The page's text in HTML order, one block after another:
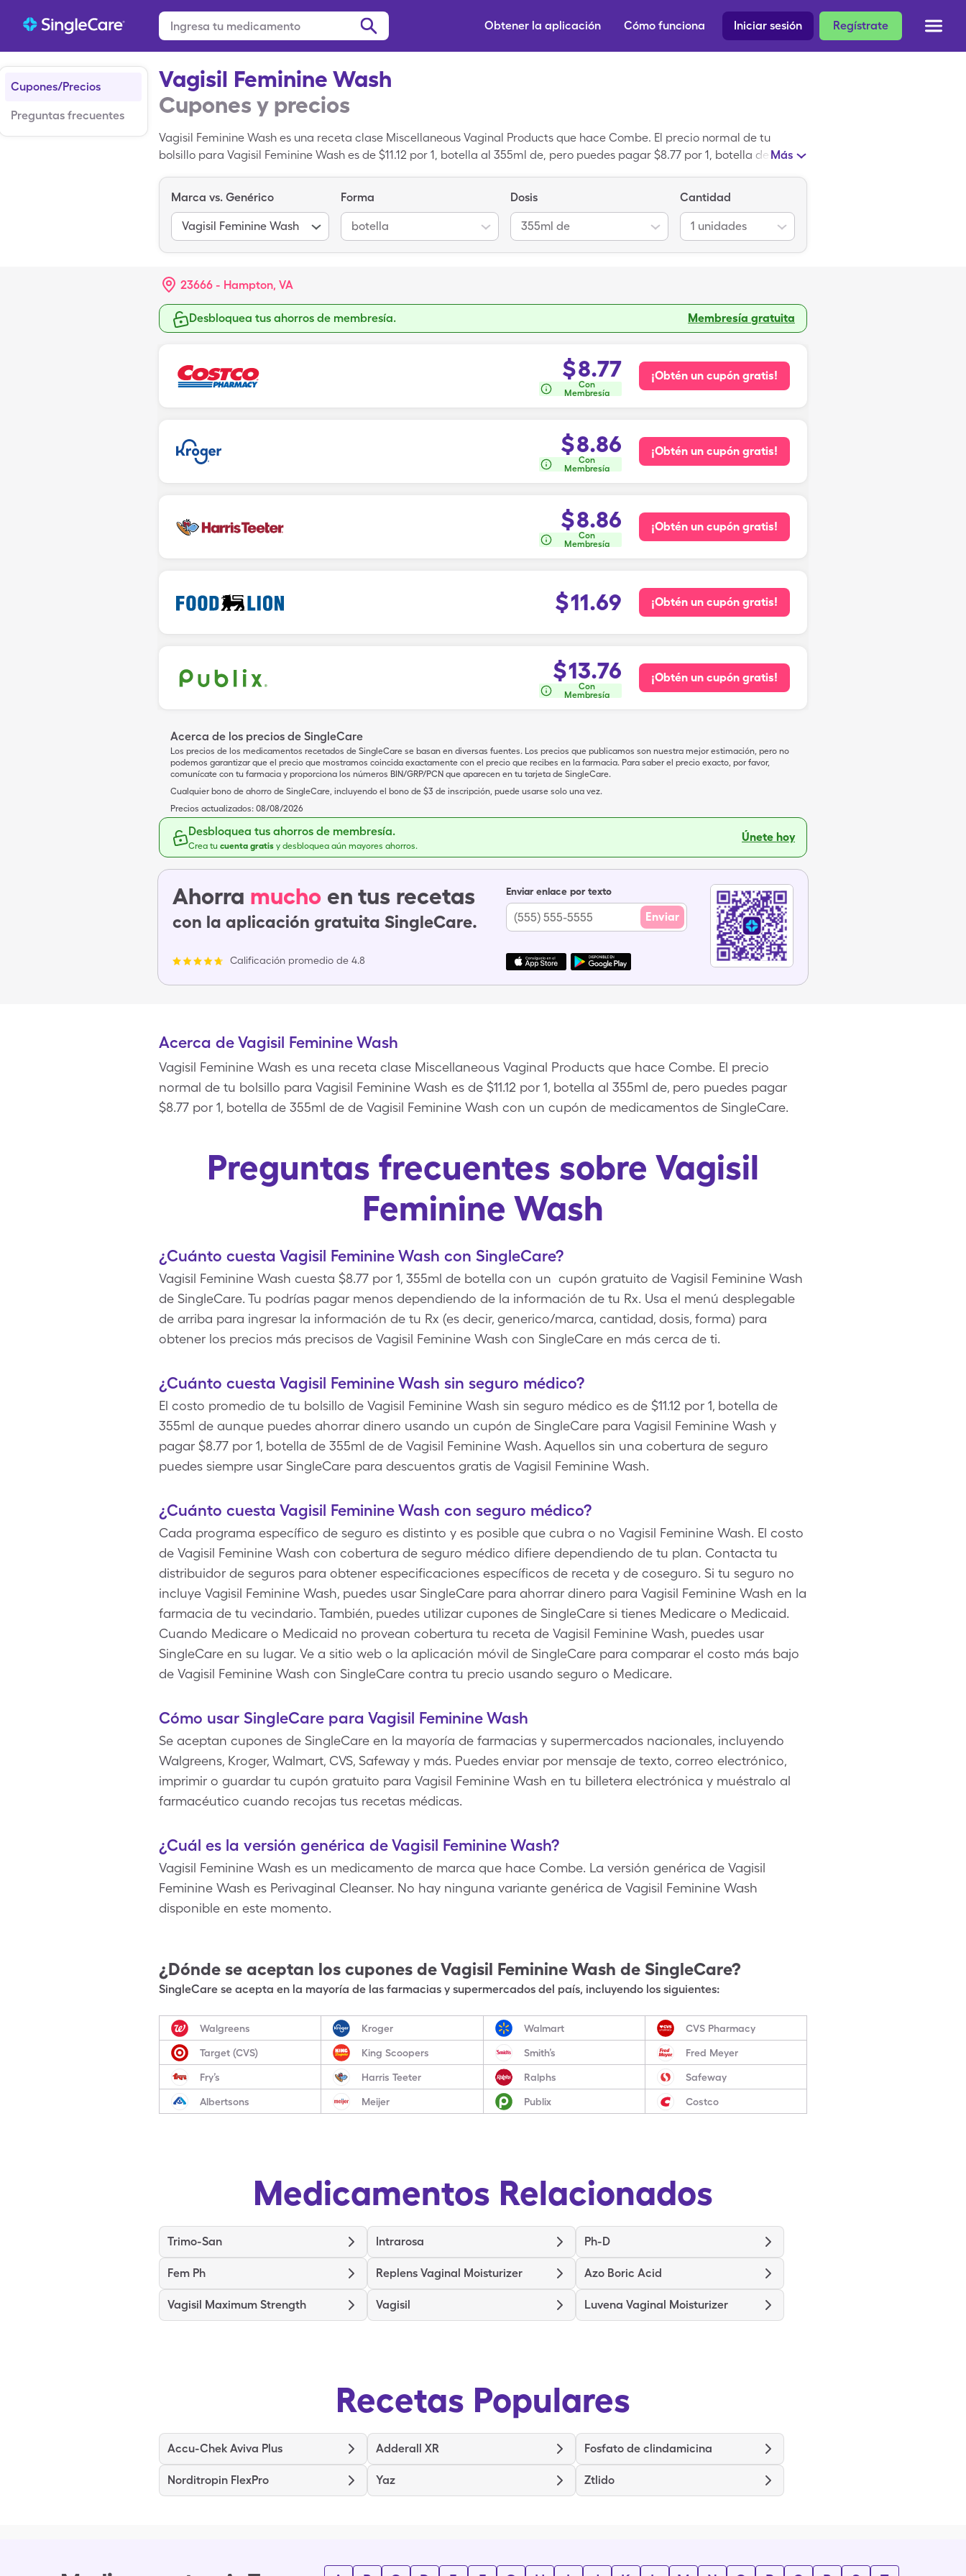
Regístrate
Iniciar sesión
Cómo funciona
Obtener la aplicación
Cupones/Precios
Preguntas frecuentes
Vagisil Feminine Wash
Cupones y precios
Vagisil Feminine Wash es una receta clase Miscellaneous Vaginal Products que hace Combe. El precio normal de tu
bolsillo para Vagisil Feminine Wash es de $11.12 por 1, botella al 355ml de, pero puedes pagar $8.77 por 1, botella de 355ml
Más
Marca vs. Genérico
Vagisil Feminine Wash
Forma
botella
Dosis
355ml de
Cantidad
1 unidades
23666 - Hampton, VA
Desbloquea tus ahorros de membresía. Membresía gratuita
$8.77
Con
Membresía
¡Obtén un cupón gratis!
$8.86
Con
Membresía
¡Obtén un cupón gratis!
$8.86
Con
Membresía
¡Obtén un cupón gratis!
$11.69 ¡Obtén un cupón gratis!
$13.76
Con
Membresía
¡Obtén un cupón gratis!
Acerca de los precios de SingleCare
Los precios de los medicamentos recetados de SingleCare se basan en diversas fuentes. Los precios que publicamos son nuestra mejor estimación, pero no
podemos garantizar que el precio que mostramos coincida exactamente con el precio que recibes en la farmacia. Para saber el precio exacto, por favor,
comunícate con tu farmacia y proporciona los números BIN/GRP/PCN que aparecen en tu tarjeta de SingleCare.
Cualquier bono de ahorro de SingleCare, incluyendo el bono de $3 de inscripción, puede usarse solo una vez.
Precios actualizados: 08/08/2026
Desbloquea tus ahorros de membresía.
Crea tu cuenta gratis y desbloquea aún mayores ahorros.
Únete hoy
Ahorra mucho en tus recetas
con la aplicación gratuita SingleCare.
Calificación promedio de 4.8
Enviar enlace por texto
Enviar
Acerca de Vagisil Feminine Wash
Vagisil Feminine Wash es una receta clase Miscellaneous Vaginal Products que hace Combe. El precio
normal de tu bolsillo para Vagisil Feminine Wash es de $11.12 por 1, botella al 355ml de, pero puedes pagar
$8.77 por 1, botella de 355ml de de Vagisil Feminine Wash con un cupón de medicamentos de SingleCare.
Preguntas frecuentes sobre Vagisil
Feminine Wash
¿Cuánto cuesta Vagisil Feminine Wash con SingleCare?
Vagisil Feminine Wash cuesta $8.77 por 1, 355ml de botella con un cupón gratuito de Vagisil Feminine Wash
de SingleCare. Tu podrías pagar menos dependiendo de la información de tu Rx. Usa el menú desplegable
de arriba para ingresar la información de tu Rx (es decir, generico/marca, cantidad, dosis, forma) para
obtener los precios más precisos de Vagisil Feminine Wash con SingleCare en más cerca de ti.
¿Cuánto cuesta Vagisil Feminine Wash sin seguro médico?
El costo promedio de tu bolsillo de Vagisil Feminine Wash sin seguro médico es de $11.12 por 1, botella de
355ml de aunque puedes ahorrar dinero usando un cupón de SingleCare para Vagisil Feminine Wash y
pagar $8.77 por 1, botella de 355ml de de Vagisil Feminine Wash. Aquellos sin una cobertura de seguro
puedes siempre usar SingleCare para descuentos gratis de Vagisil Feminine Wash.
¿Cuánto cuesta Vagisil Feminine Wash con seguro médico?
Cada programa específico de seguro es distinto y es posible que cubra o no Vagisil Feminine Wash. El costo
de Vagisil Feminine Wash con cobertura de seguro médico difiere dependiendo de tu plan. Contacta tu
distribuidor de seguros para obtener especificaciones específicos de receta y de coseguro. Si tu seguro no
incluye Vagisil Feminine Wash, puedes usar SingleCare para ahorrar dinero para Vagisil Feminine Wash en la
farmacia de tu vecindario. También, puedes utilizar cupones de SingleCare si tienes Medicare o Medicaid.
Cuando Medicare o Medicaid no provean cobertura tu receta de Vagisil Feminine Wash, puedes usar
SingleCare en su lugar. Ve a sitio web o la aplicación móvil de SingleCare para comparar el costo más bajo
de Vagisil Feminine Wash con SingleCare contra tu precio usando seguro o Medicare.
Cómo usar SingleCare para Vagisil Feminine Wash
Se aceptan cupones de SingleCare en la mayoría de farmacias y supermercados nacionales, incluyendo
Walgreens, Kroger, Walmart, CVS, Safeway y más. Puedes enviar por mensaje de texto, correo electrónico,
imprimir o guardar tu cupón gratuito para Vagisil Feminine Wash en tu billetera electrónica y muéstralo al
farmacéutico cuando recojas tus recetas médicas.
¿Cuál es la versión genérica de Vagisil Feminine Wash?
Vagisil Feminine Wash es un medicamento de marca que hace Combe. La versión genérica de Vagisil
Feminine Wash es Perivaginal Cleanser. No hay ninguna variante genérica de Vagisil Feminine Wash
disponible en este momento.
¿Dónde se aceptan los cupones deVagisil Feminine Wash de SingleCare?
SingleCare se acepta en la mayoría de las farmacias y supermercados del país, incluyendo los siguientes:
Walgreens Kroger Walmart CVS Pharmacy
Target (CVS) King Scoopers Smith’s Fred Meyer
Fry’s Harris Teeter Ralphs Safeway
Albertsons Meijer Publix Costco
Medicamentos Relacionados
Trimo-San Intrarosa Ph-D
Fem Ph Replens Vaginal Moisturizer Azo Boric Acid
Vagisil Maximum Strength Vagisil Luvena Vaginal Moisturizer
Recetas Populares
Accu-Chek Aviva Plus Adderall XR Fosfato de clindamicina
Norditropin FlexPro Yaz Ztlido